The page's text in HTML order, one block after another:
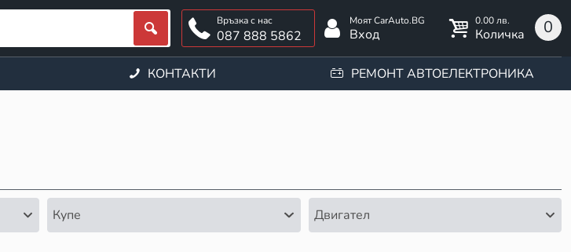
087 888 5862 Вход
0.00 лв. 0
Количка
КОНТАКТИ РЕМОНТ АВТОЕЛЕКТРОНИКА
Купе Двигател